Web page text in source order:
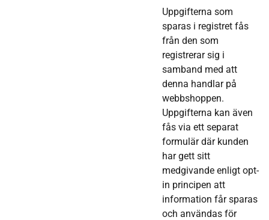
Uppgifterna som
sparas i registret fås
från den som
registrerar sig i
samband med att
denna handlar på
webbshoppen.
Uppgifterna kan även
fås via ett separat
formulär där kunden
har gett sitt
medgivande enligt opt-
in principen att
information får sparas
och användas för